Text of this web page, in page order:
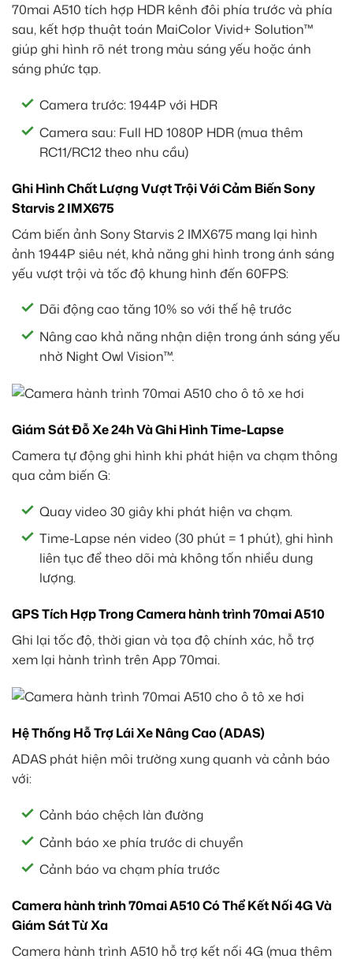
70mai A510 tích hợp HDR kênh đôi phía trước và phía
sau, kết hợp thuật toán MaiColor Vivid+ Solution™
giúp ghi hình rõ nét trong màu sáng yếu hoặc ánh
sáng phức tạp.
Camera trước: 1944P với HDR
Camera sau: Full HD 1080P HDR (mua thêm
RC11/RC12 theo nhu cầu)
Ghi Hình Chất Lượng Vượt Trội Với Cảm Biến Sony
Starvis 2 IMX675
Cám biến ảnh Sony Starvis 2 IMX675 mang lại hình
ảnh 1944P siêu nét, khả năng ghi hình trong ánh sáng
yếu vượt trội và tốc độ khung hình đến 60FPS:
Dãi động cao tăng 10% so với thế hệ trước
Nâng cao khả năng nhận diện trong ánh sáng yếu
nhờ Night Owl Vision™.
Giám Sát Đỗ Xe 24h Và Ghi Hình Time-Lapse
Camera tự động ghi hình khi phát hiện va chạm thông
qua cảm biến G:
Quay video 30 giây khi phát hiện va chạm.
Time-Lapse nén video (30 phút = 1 phút), ghi hình
liên tục để theo dõi mà không tốn nhiều dung
lượng.
GPS Tích Hợp Trong Camera hành trình 70mai A510
Ghi lại tốc độ, thời gian và tọa độ chính xác, hỗ trợ
xem lại hành trình trên App 70mai.
Hệ Thống Hỗ Trợ Lái Xe Nâng Cao (ADAS)
ADAS phát hiện môi trường xung quanh và cảnh báo
với:
Cảnh báo chệch làn đường
Cảnh báo xe phía trước di chuyển
Cảnh báo va chạm phía trước
Camera hành trình 70mai A510 Có Thể Kết Nối 4G Và
Giám Sát Từ Xa
Camera hành trình A510 hỗ trợ kết nối 4G (mua thêm